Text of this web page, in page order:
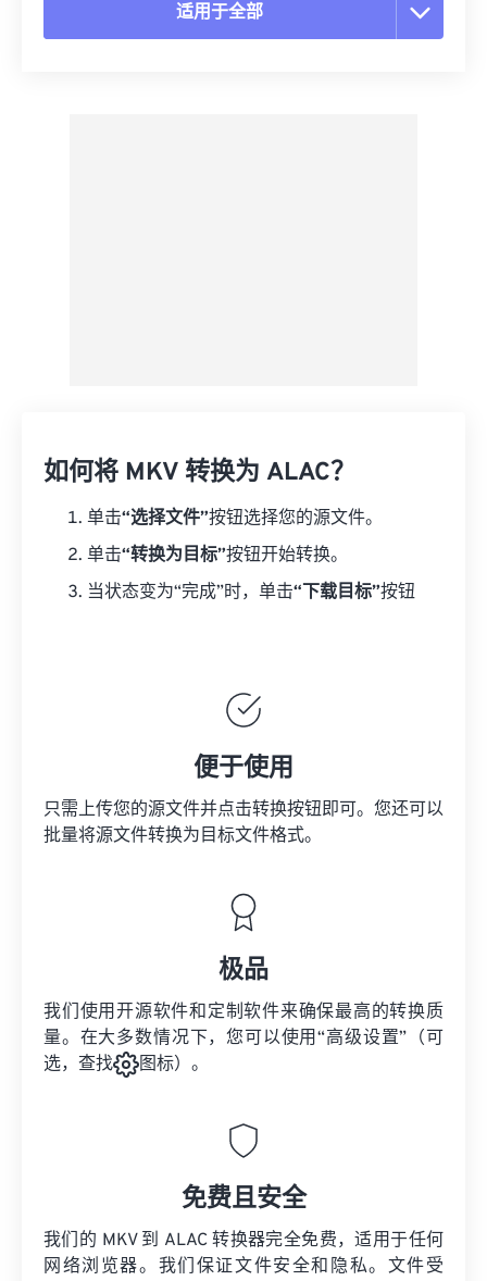
适用于全部
如何将 MKV 转换为 ALAC？
单击“选择文件”按钮选择您的源文件。
单击“转换为目标”按钮开始转换。
当状态变为“完成”时，单击“下载目标”按钮
便于使用
只需上传您的源文件并点击转换按钮即可。您还可以
批量将源文件转换为目标文件格式。
极品
我们使用开源软件和定制软件来确保最高的转换质
量。在大多数情况下，您可以使用“高级设置”（可
选，查找
图标）。
免费且安全
我们的 MKV 到 ALAC 转换器完全免费，适用于任何
网络浏览器。我们保证文件安全和隐私。文件受